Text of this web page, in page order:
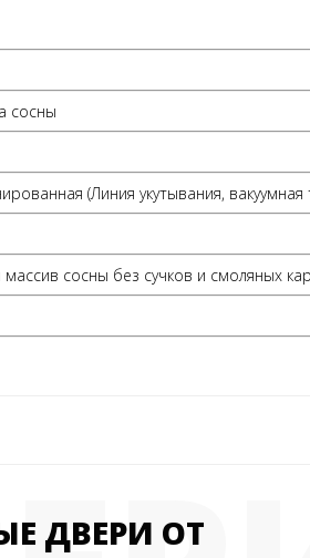
сосны
(Линия укутывания,
сосны без сучков и смоляных
ДВЕРИ ОТ